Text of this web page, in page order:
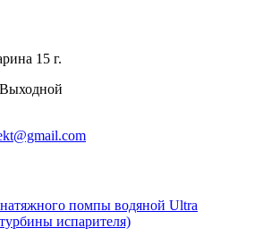
15 г.
помпы водяной Ultra
испарителя)